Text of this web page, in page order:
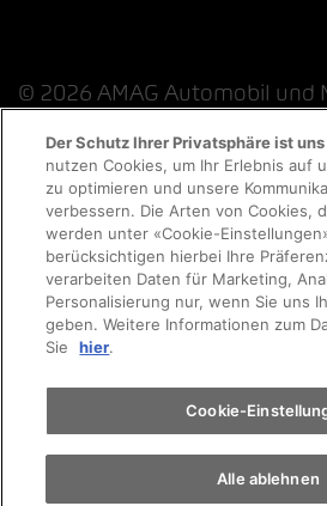
© 2026 AMAG Automobil und
Datenschutzerklärung
Rechtliche Hinweise Online-
Cookie-Richtlinie Impressum
Der Schutz Ihrer Privatsphäre ist
nutzen Cookies, um Ihr Erlebnis auf
zu optimieren und unsere
verbessern. Die Arten von Cookies,
werden unter «Cookie-
berücksichtigen hierbei Ihre
verarbeiten Daten für Marketing,
Personalisierung nur, wenn Sie uns
geben. Weitere Informationen zum
Sie
hier.
Cookie-
Alle ablehnen